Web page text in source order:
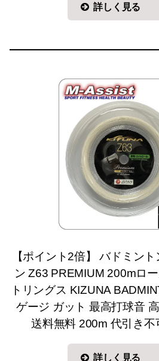
詳しく見る
【ポイント2倍】 バドミン
ン Z63 PREMIUM 200mロ
トリングス KIZUNA
ゲージ ガット 最高打球音
送料無料 200m 代引き不
詳しく見る